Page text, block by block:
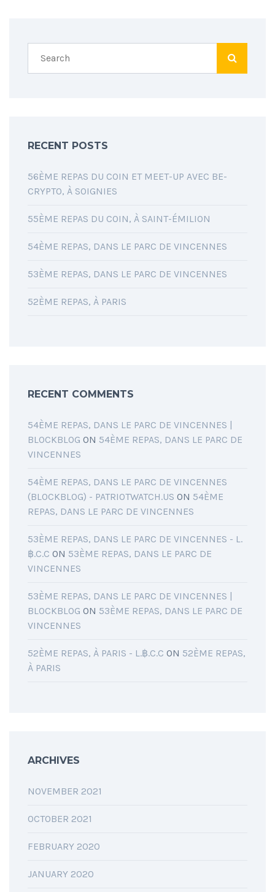
RECENT POSTS
56ÈME REPAS DU COIN ET MEET-UP AVEC BE-
CRYPTO, À SOIGNIES
55ÈME REPAS DU COIN, À SAINT-ÉMILION
54ÈME REPAS, DANS LE PARC DE VINCENNES
53ÈME REPAS, DANS LE PARC DE VINCENNES
52ÈME REPAS, À PARIS
RECENT COMMENTS
54ÈME REPAS, DANS LE PARC DE VINCENNES |
BLOCKBLOG ON 54ÈME REPAS, DANS LE PARC DE
VINCENNES
54ÈME REPAS, DANS LE PARC DE VINCENNES
(BLOCKBLOG) - PATRIOTWATCH.US ON 54ÈME
REPAS, DANS LE PARC DE VINCENNES
53ÈME REPAS, DANS LE PARC DE VINCENNES - L.
฿.C.C ON 53ÈME REPAS, DANS LE PARC DE
VINCENNES
53ÈME REPAS, DANS LE PARC DE VINCENNES |
BLOCKBLOG ON 53ÈME REPAS, DANS LE PARC DE
VINCENNES
52ÈME REPAS, À PARIS - L.฿.C.C ON 52ÈME REPAS,
À PARIS
ARCHIVES
NOVEMBER 2021
OCTOBER 2021
FEBRUARY 2020
JANUARY 2020